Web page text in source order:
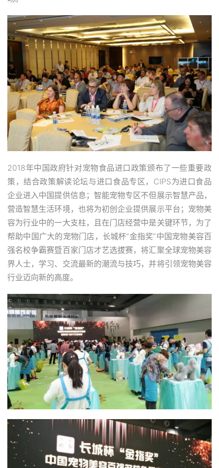
2018年中国政府针对宠物食品进口政策颁布了一些重要政
策，结合政策解读论坛与进口食品专区，CIPS为进口食品
企业进入中国提供信息；智能宠物专区不但展示智慧产品，
营造智慧生活环境，也将为初创企业提供展示平台；宠物美
容为行业中的一大支柱，且在门店经营中是关键环节，为了
帮助中国广大的宠物门店，长城杯“金指奖”中国宠物美容百
强名校争霸赛暨百家门店才艺选拔赛，将汇聚全球宠物美容
界人士，学习、交流最新的潮流与技巧，并将引领宠物美容
行业迈向新的高度。